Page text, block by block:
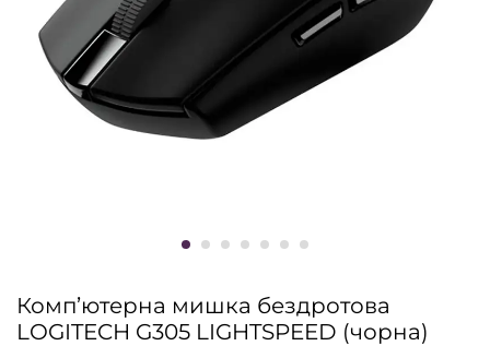
Комп’ютерна мишка бездротова
LOGITECH G305 LIGHTSPEED (чорна)